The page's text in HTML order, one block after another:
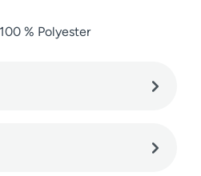
% Polyester